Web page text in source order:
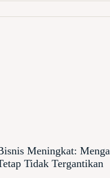
Meningkat:
Tidak Tergantikan